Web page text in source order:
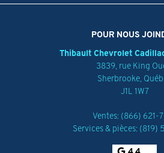
POUR NOUS
Thibault Chevrolet
3839, rue King
Sherbrooke,
J1L 1W7
Ventes: (866) 621-
Services & pièces: (819)